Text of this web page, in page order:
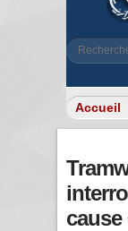
Rechercher